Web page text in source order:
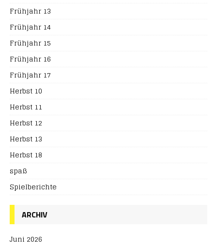
Frühjahr 13
Frühjahr 14
Frühjahr 15
Frühjahr 16
Frühjahr 17
Herbst 10
Herbst 11
Herbst 12
Herbst 13
Herbst 18
spaß
Spielberichte
ARCHIV
Juni 2026